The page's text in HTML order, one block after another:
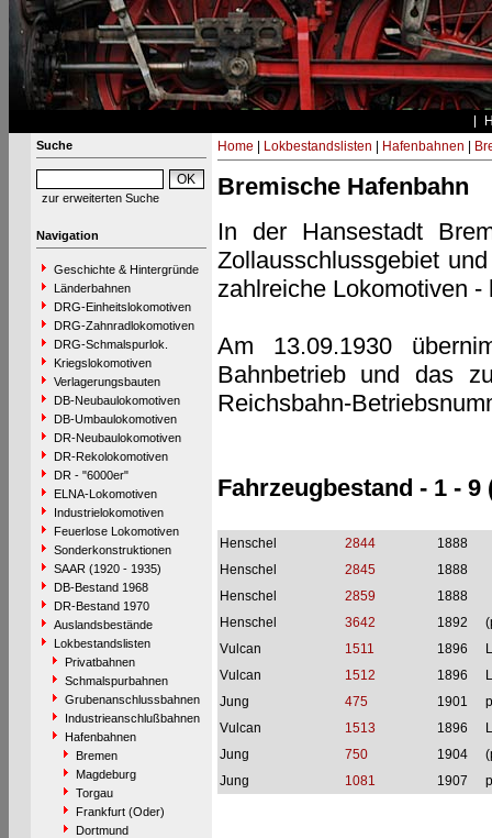
Suche
zur erweiterten Suche
Navigation
Geschichte & Hintergründe
Länderbahnen
DRG-Einheitslokomotiven
DRG-Zahnradlokomotiven
DRG-Schmalspurlok.
Kriegslokomotiven
Verlagerungsbauten
DB-Neubaulokomotiven
DB-Umbaulokomotiven
DR-Neubaulokomotiven
DR-Rekolokomotiven
DR - "6000er"
ELNA-Lokomotiven
Industrielokomotiven
Feuerlose Lokomotiven
Sonderkonstruktionen
SAAR (1920 - 1935)
DB-Bestand 1968
DR-Bestand 1970
Auslandsbestände
Lokbestandslisten
Privatbahnen
Schmalspurbahnen
Grubenanschlussbahnen
Industrieanschlußbahnen
Hafenbahnen
Bremen
Magdeburg
Torgau
Frankfurt (Oder)
Dortmund
Home Lokbestandslisten Hafenbahnen
Bremische Hafenbahn
In der Hansestadt
Zollausschlussgebiet
zahlreiche Lokomotiven
Am 13.09.1930
Bahnbetrieb und das
Reichsbahn-
Fahrzeugbestand - 1 - 9
Henschel 2844
1888
Henschel
2845
1888
Henschel
2859
1888
Henschel
3642 1892
Vulcan
1511 1896
Vulcan
1512 1896
Jung
475 1901
Vulcan
1513 1896
Jung
750 1904
Jung
1081 1907